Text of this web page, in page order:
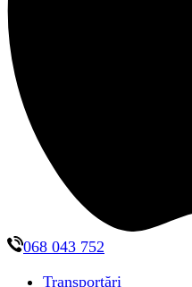
068 043 752
Transportări